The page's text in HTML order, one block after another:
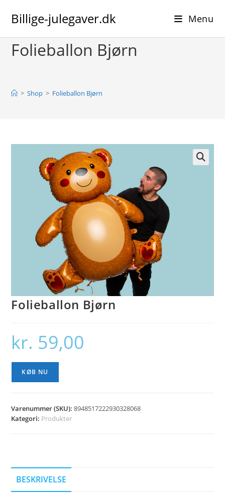
Billige-julegaver.dk Menu
Folieballon Bjørn
> Shop > Folieballon Bjørn
Folieballon Bjørn
kr. 59,00
KØB NU
Varenummer (SKU):8948517222930328068
Kategori: Produkter
BESKRIVELSE